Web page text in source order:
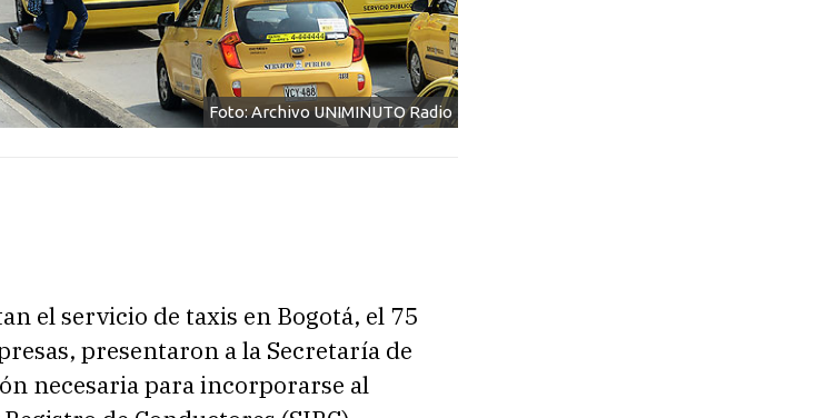
Foto: Archivo UNIMINUTO Radio
el servicio de taxis en Bogotá, el 75
presentaron a la Secretaría de
necesaria para incorporarse al